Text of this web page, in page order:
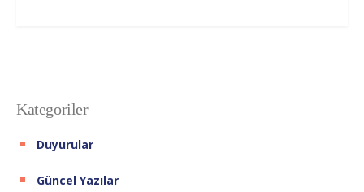
Kategoriler
Duyurular
Güncel Yazılar